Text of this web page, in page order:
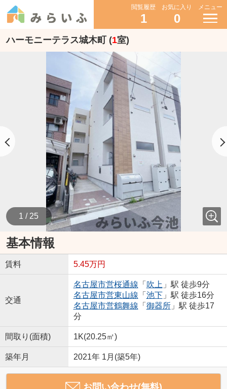
閲覧履歴
1
お気に入り
0
メニュー
ハーモニーテラス城木町 (1室)
1 / 25
基本情報
賃料 5.45万円
交通
名古屋市営桜通線 「 吹上 」駅 徒歩9分
名古屋市営東山線 「 池下」駅 徒歩16分
名古屋市営鶴舞線 「 御器所」駅 徒歩17
分
間取り(面積) 1K(20.25㎡)
築年月 2021年 1月(築5年)